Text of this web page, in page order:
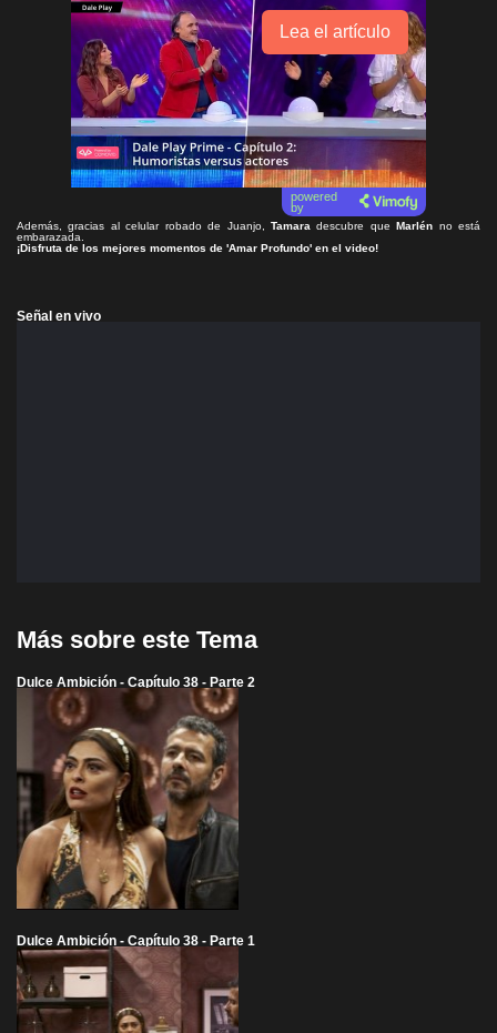
Lea el artículo
powered
by
Además, gracias al celular robado de Juanjo, Tamara descubre que Marlén no está
embarazada.
¡Disfruta de los mejores momentos de 'Amar Profundo' en el video!
Señal en vivo
Más sobre este Tema
Dulce Ambición - Capítulo 38 - Parte 2
Dulce Ambición - Capítulo 38 - Parte 1